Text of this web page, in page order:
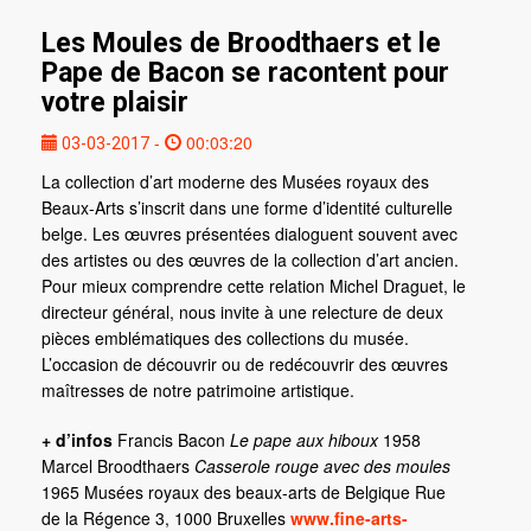
Les Moules de Broodthaers et le
Pape de Bacon se racontent pour
votre plaisir
03-03-2017 -
00:03:20
La collection d’art moderne des Musées royaux des
Beaux-Arts s’inscrit dans une forme d’identité culturelle
belge. Les œuvres présentées dialoguent souvent avec
des artistes ou des œuvres de la collection d’art ancien.
Pour mieux comprendre cette relation Michel Draguet, le
directeur général, nous invite à une relecture de deux
pièces emblématiques des collections du musée.
L’occasion de découvrir ou de redécouvrir des œuvres
maîtresses de notre patrimoine artistique.
+ d’infos Francis Bacon Le pape aux hiboux1958
Marcel Broodthaers Casserole rouge avec des moules
1965 Musées royaux des beaux-arts de Belgique Rue
de la Régence 3, 1000 Bruxelles www.fine-arts-